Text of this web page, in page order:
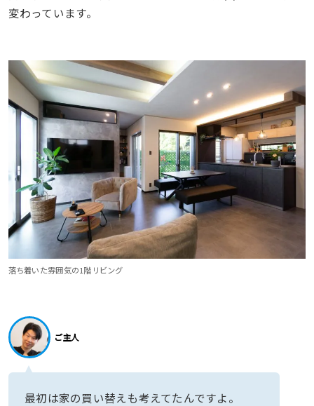
変わっています。
落ち着いた雰囲気の1階リビング
ご主人
最初は家の買い替えも考えてたんですよ。